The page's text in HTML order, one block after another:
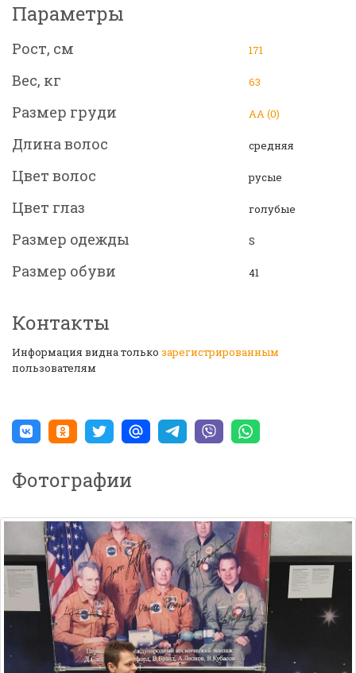
Параметры
Рост, см 171
Вес, кг 63
Размер груди АА (0)
Длина волос средняя
Цвет волос русые
Цвет глаз голубые
Размер одежды S
Размер обуви 41
Контакты
Информация видна только зарегистрированным
пользователям
Фотографии